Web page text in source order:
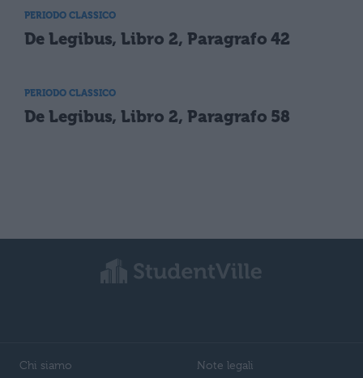
PERIODO CLASSICO
De Legibus, Libro 2, Paragrafo 42
PERIODO CLASSICO
De Legibus, Libro 2, Paragrafo 58
Chi siamo Note legali